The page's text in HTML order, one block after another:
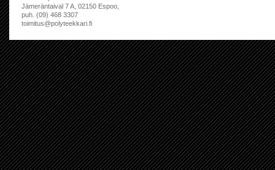
Jämeräntaival 7 A, 02150 Espoo,
puh. (09) 468 3307
toimitus@polyteekkari.fi